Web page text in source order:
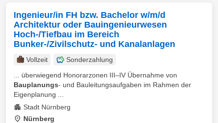
Ingenieur/in FH bzw. Bachelor w/m/d
Architektur oder Bauingenieurwesen
Hoch-/Tiefbau im Bereich
Bunker-/Zivilschutz- und Kanalanlagen
Vollzeit
Sonderzahlung
... überwiegend Honorarzonen III–IV Übernahme von
Bauplanungs- und Bauleitungsaufgaben im Rahmen der
Eigenplanung ...
Stadt Nürnberg
Nürnberg